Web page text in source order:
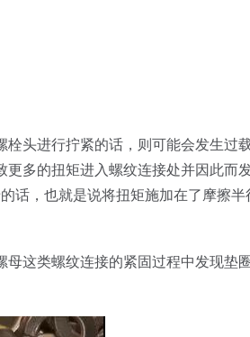
头进行拧紧的话，则可能会发生过
多的扭矩进入螺纹连接处并因此而
话，也就是说将扭矩施加在了摩擦半
这类螺纹连接的紧固过程中发现垫